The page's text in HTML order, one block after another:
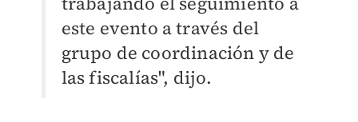
este evento a través del
grupo de coordinación y de
las fiscalías", dijo.